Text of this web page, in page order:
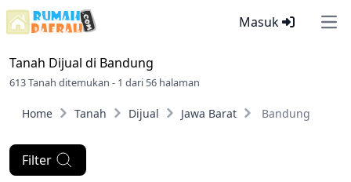
Masuk
Tanah Dijual di Bandung
613 Tanah ditemukan - 1 dari 56 halaman
Home Tanah Dijual Jawa Barat Bandung
Filter